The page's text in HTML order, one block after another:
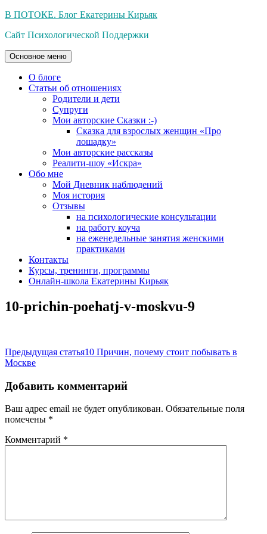
Перейти
содержимому
В ПОТОКЕ. Блог Екатерины Кирьяк
Сайт Психологической Поддержки
Основное меню
О блоге
Статьи об отношениях
Родители и дети
Супруги
Мои авторские Сказки :-)
Сказка для взрослых женщин «Про
лошадку»
Мои авторские рассказы
Реалити-шоу «Искра»
Обо мне
Мой Дневник наблюдений
Моя история
Отзывы
на психологические консультации
на работу коуча
на еженедельные занятия женскими
практиками
Контакты
Курсы, тренинги, программы
Онлайн-школа Екатерины Кирьяк
10-prichin-poehatj-v-moskvu-9
Навигация
по
записям
Предыдущая статья10 Причин, почему стоит побывать в
Москве
Добавить комментарий
Ваш адрес email не будет опубликован. Обязательные поля
помечены *
Комментарий *